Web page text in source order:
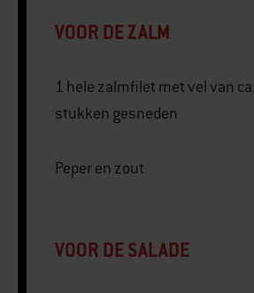
VOOR DE ZALM
1 hele zalmfilet met vel van
stukken gesneden
Peper en zout
VOOR DE SALADE